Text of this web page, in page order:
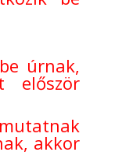
úrnak,
először
akkor